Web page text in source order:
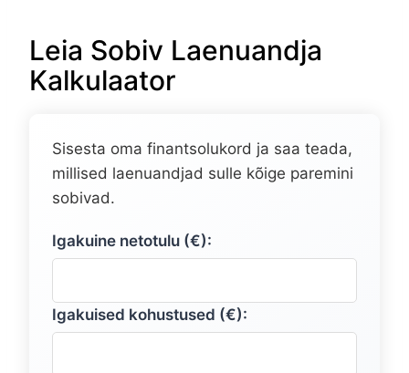
18
Leia Sobiv Laenuandja
Kalkulaator
Sisesta oma finantsolukord ja saa teada,
millised laenuandjad sulle kõige paremini
sobivad.
Igakuine netotulu (€):
Igakuised kohustused (€):